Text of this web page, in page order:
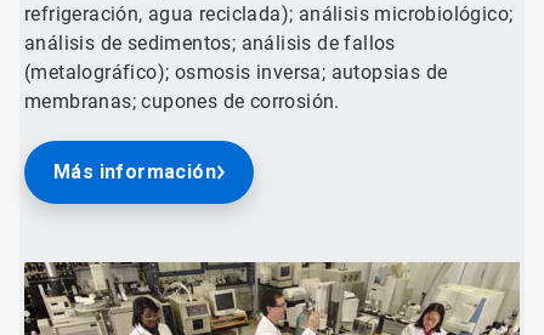
refrigeración, agua reciclada); análisis microbiológico;
análisis de sedimentos; análisis de fallos
(metalográfico); osmosis inversa; autopsias de
membranas; cupones de corrosión.
Más información